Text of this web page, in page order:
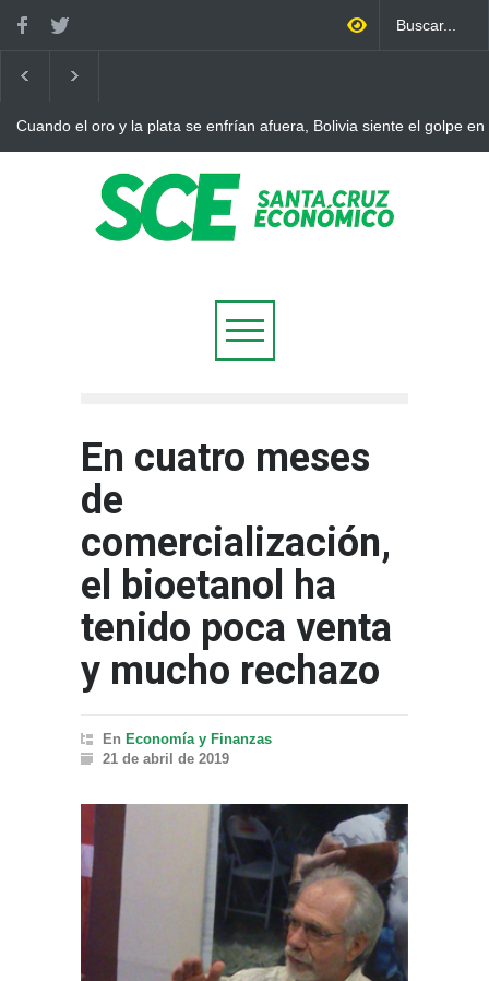
Cuando el oro y la plata se enfrían afuera, Bolivia siente el golpe en
En cuatro meses
de
comercialización,
el bioetanol ha
tenido poca venta
y mucho rechazo
En Economía y Finanzas
21 de abril de 2019